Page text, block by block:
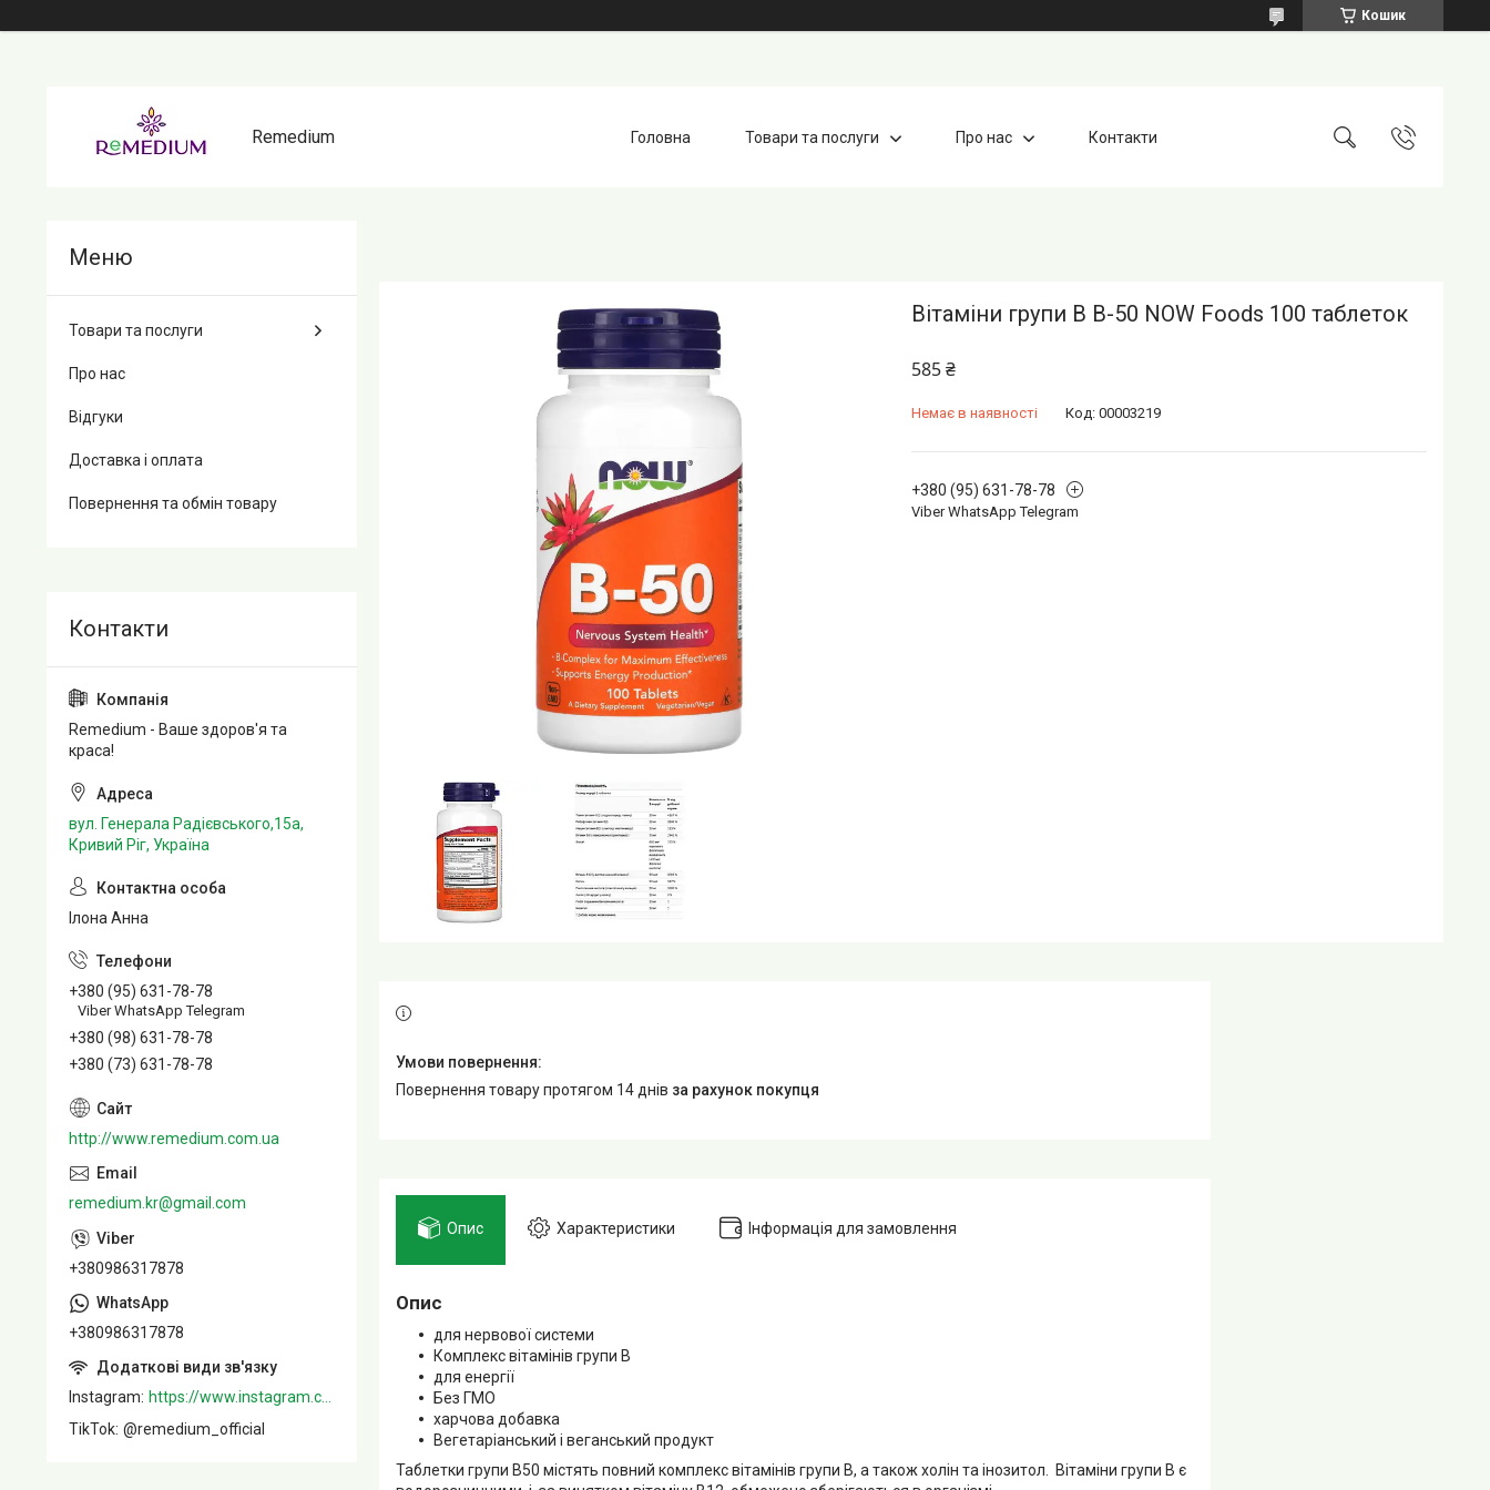
Кошик
Remedium Головна Товари та послуги Про нас Контакти
Вітаміни групи В B-50 NOW Foods 100 таблеток
585 ₴
Немає в наявності Код: 00003219
+380 (95) 631-78-78
Viber WhatsApp Telegram
повернення товару протягом 14 днів за рахунок покупця
Опис Характеристики Інформація для замовлення
Опис
для нервової системи
Комплекс вітамінів групи B
для енергії
Без ГМО
харчова добавка
Вегетаріанський і веганський продукт
Таблетки групи B50 містять повний комплекс вітамінів групи B, а також холін та інозитол. Вітаміни групи B є
Товари та послуги
Про нас
Відгуки
Доставка і оплата
Повернення та обмін товару
Remedium - Ваше здоров'я та
краса!
вул. Генерала Радієвського,15а,
Кривий Ріг, Україна
Ілона Анна
+380 (95) 631-78-78
Viber WhatsApp Telegram
+380 (98) 631-78-78
+380 (73) 631-78-78
http://www.remedium.com.ua
remedium.kr@gmail.com
+380986317878
+380986317878
Instagram
https://www.instagram.com/remedium_ua/
TikTok @remedium_official